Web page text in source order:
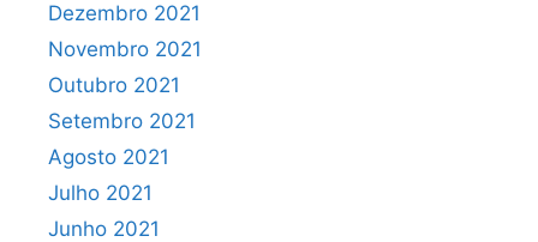
Dezembro 2021
Novembro 2021
Outubro 2021
Setembro 2021
Agosto 2021
Julho 2021
Junho 2021